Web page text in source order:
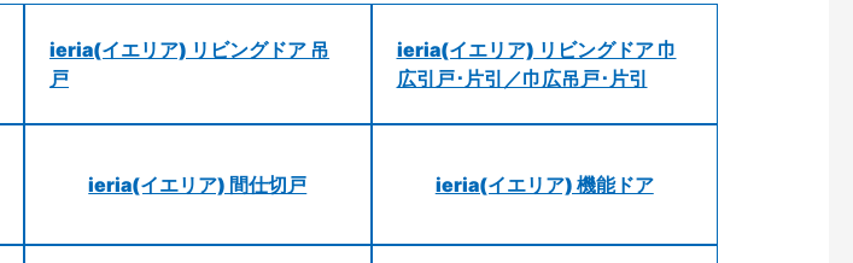
ieria(イエリア) リビングドア 吊
戸
ieria(イエリア) リビングドア 巾
広引戸･片引／巾広吊戸･片引
ieria(イエリア) 間仕切戸 ieria(イエリア) 機能ドア